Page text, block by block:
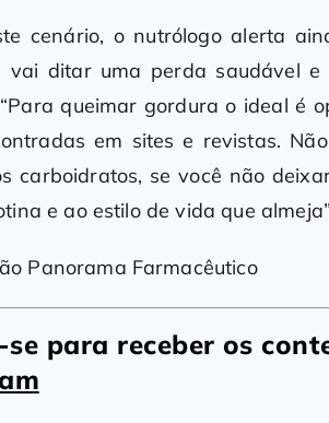
cenário, o nutrólogo alerta
vai ditar uma perda saudável
queimar gordura o ideal é
em sites e revistas.
carboidratos, se você não
e ao estilo de vida que
Panorama Farmacêutico
se para receber os